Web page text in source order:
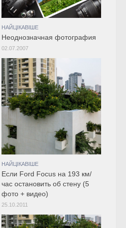
НАЙЦІКАВІШЕ
Неоднозначная фотография
02.07.2007
НАЙЦІКАВІШЕ
Если Ford Focus на 193 км/
час остановить об стену (5
фото + видео)
25.10.2011